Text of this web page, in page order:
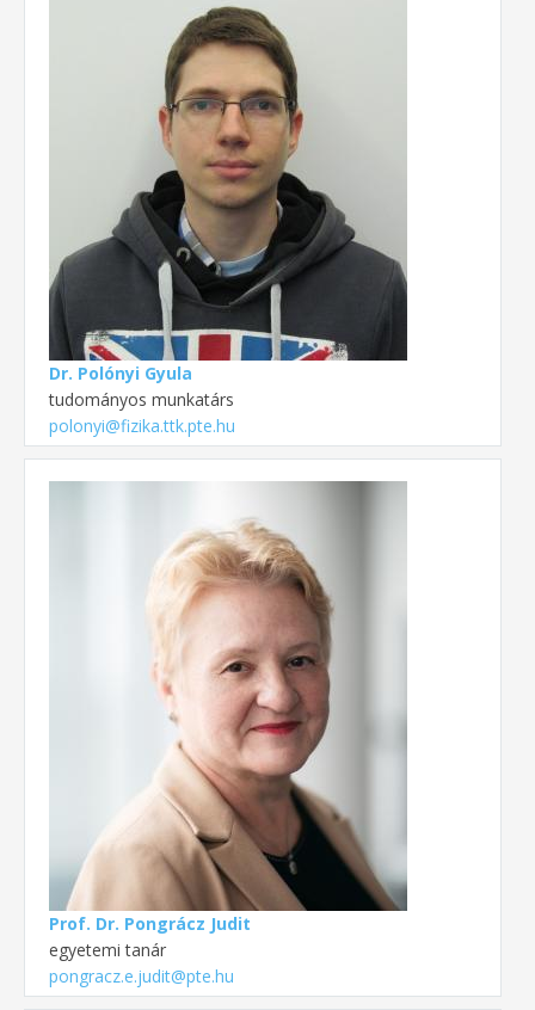
Dr. Polónyi Gyula
tudományos munkatárs
polonyi@fizika.ttk.pte.hu
Prof. Dr. Pongrácz Judit
egyetemi tanár
pongracz.e.judit@pte.hu